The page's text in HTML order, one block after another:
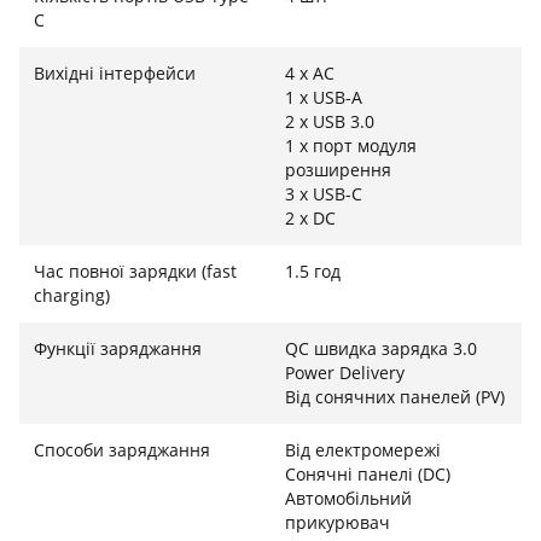
час, що критично важливо під час тривалих
Надійність LiFePO4 та професійний ресурс
В основі BP2400PPS лежать висококласні літій-залізо-
фосфатні (LiFePO4) акумулятори, що забезпечують
безкомпромісний рівень безпеки та довговічності.
Величезна ємність 2048 Вт·год дозволяє
тривалого періоду, а ресурс батареї у понад 3500
циклів заряду-розряду гарантує понад 10 років
стабільної роботи без суттєвої втрати ємності.
Інтелектуальна мультирівнева система BMS у
реальному часі контролює кожен параметр,
перевантажень навіть при роботі на максимальній
Широкий спектр можливостей та чиста
C
Вихідні інтерфейси
4 х AC
1 х USB-A
2 x USB 3.0
1 х порт модуля
розширення
3 х USB-C
2 х DC
Час повної зарядки (fast
charging)
1.5 год
Функції заряджання
QC швидка зарядка 3.0
Power Delivery
Від сонячних панелей (PV)
Способи заряджання
Від електромережі
Сонячні панелі (DC)
Автомобільний
прикурювач